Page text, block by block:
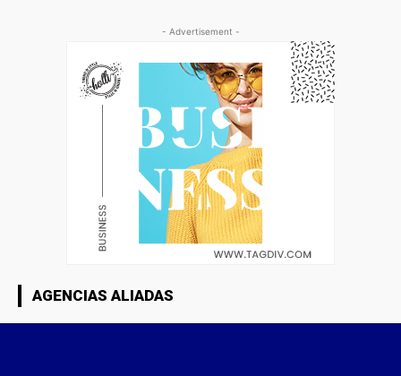
- Advertisement -
AGENCIAS ALIADAS